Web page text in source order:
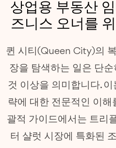
상업용 부동산 임
즈니스 오너를
퀸 시티(Queen City)의
장을 탐색하는 일은 단
것 이상을 의미합니다.
략에 대한 전문적인 이해
괄적 가이드에서는 트리
터 샬럿 시장에 특화된